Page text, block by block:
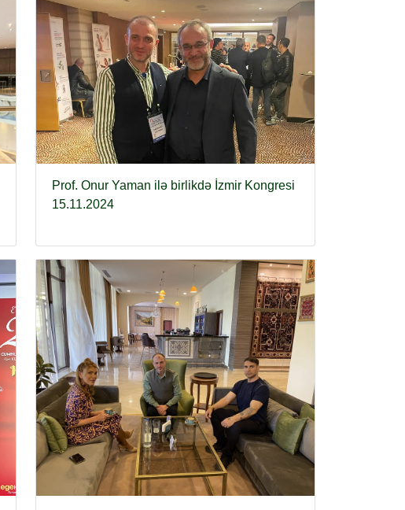
Prof. Onur Yaman ilə birlikdə İzmir Kongresi
15.11.2024